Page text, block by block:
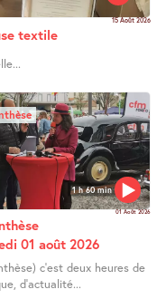
15 Août 2026
textile
1 h 60 min
01 Août 2026
01 août 2026
c’est deux heures de
d’actualité...